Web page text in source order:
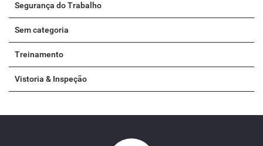
Segurança do Trabalho
Sem categoria
Treinamento
Vistoria & Inspeção